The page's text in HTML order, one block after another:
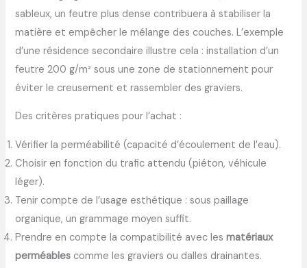
sableux, un feutre plus dense contribuera à stabiliser la
matière et empêcher le mélange des couches. L’exemple
d’une résidence secondaire illustre cela : installation d’un
feutre 200 g/m² sous une zone de stationnement pour
éviter le creusement et rassembler des graviers.
Des critères pratiques pour l’achat :
Vérifier la perméabilité (capacité d’écoulement de l’eau).
Choisir en fonction du trafic attendu (piéton, véhicule
léger).
Tenir compte de l’usage esthétique : sous paillage
organique, un grammage moyen suffit.
Prendre en compte la compatibilité avec lesmatériaux
perméables comme les graviers ou dalles drainantes.